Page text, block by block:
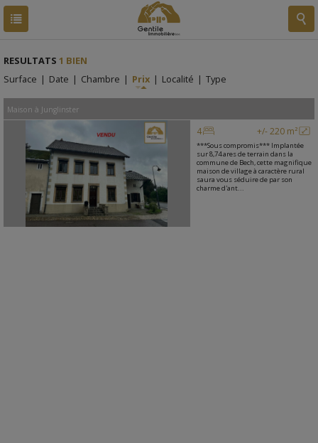
RESULTATS 1 BIEN
Surface | Date | Chambre | Prix | Localité | Type
Maison à Junglinster
+/- 220 m²
4
***Sous compromis*** Implantée
sur 8,74 ares de terrain dans la
commune de Bech, cette magnifique
maison de village à caractère rural
saura vous séduire de par son
charme d'ant...